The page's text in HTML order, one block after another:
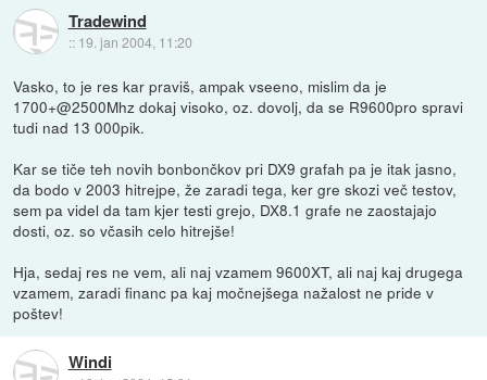
Tradewind
:: 19. jan 2004, 11:20
Vasko, to je res kar praviš, ampak vseeno, mislim da je
1700+@2500Mhz dokaj visoko, oz. dovolj, da se R9600pro spravi
tudi nad 13 000pik.
Kar se tiče teh novih bonbončkov pri DX9 grafah pa je itak jasno,
da bodo v 2003 hitrejpe, že zaradi tega, ker gre skozi več testov,
sem pa videl da tam kjer testi grejo, DX8.1 grafe ne zaostajajo
dosti, oz. so včasih celo hitrejše!
Hja, sedaj res ne vem, ali naj vzamem 9600XT, ali naj kaj drugega
vzamem, zaradi financ pa kaj močnejšega nažalost ne pride v
poštev!
Windi